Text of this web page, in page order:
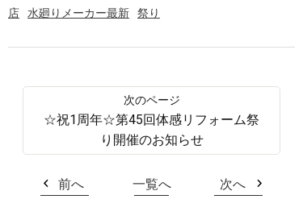
店
水廻りメーカー最新 祭り
☆祝1周年☆第45回体感リフォーム祭
り開催のお知らせ
前へ 一覧へ 次へ